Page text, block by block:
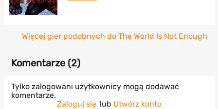
Więcej gier podobnych do The World Is Not Enough
Komentarze (2)
Tylko zalogowani użytkownicy mogą dodawać
komentarze.
Zaloguj się lub Utwórz konto